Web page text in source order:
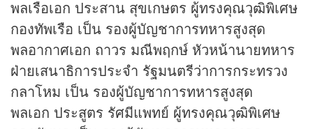
พลเรือเอก ประสาน สุขเกษตร ผู้ทรงคุณวุฒิพิเศษ
กองทัพเรือ เป็น รองผู้บัญชาการทหารสูงสุด
พลอากาศเอก ถาวร มณีพฤกษ์ หัวหน้านายทหาร
ฝ่ายเสนาธิการประจํา รัฐมนตรีว่าการกระทรวง
กลาโหม เป็น รองผู้บัญชาการทหารสูงสุด
พลเอก ประสูตร รัศมีแพทย์ ผู้ทรงคุณวุฒิพิเศษ